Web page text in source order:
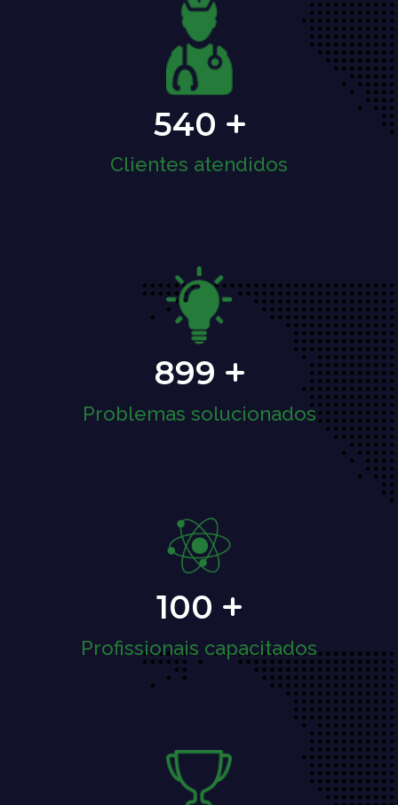
540
Clientes atendidos
899
Problemas solucionados
100
Profissionais capacitados